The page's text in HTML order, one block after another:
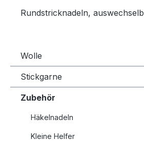
Rundstricknadeln,
Wolle
Stickgarne
Zubehör
Häkelnadeln
Kleine Helfer